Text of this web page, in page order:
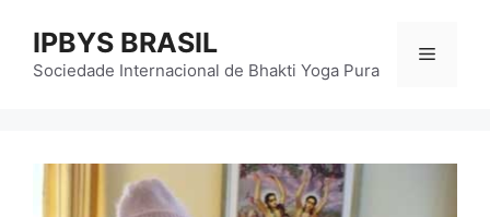
paraIPBYS BRASIL
Sociedade Internacional de Bhakti Yoga Pura
Menu